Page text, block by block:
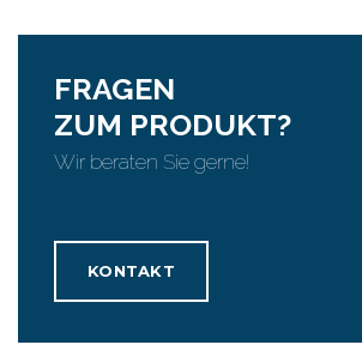
FRAGEN
ZUM PRODUKT?
Wir beraten Sie gerne!
KONTAKT